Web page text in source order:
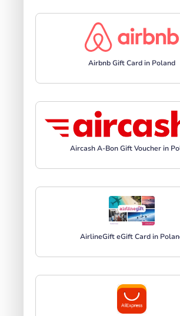
Airbnb Gift Card in Poland
Aircash A-Bon Gift Voucher in
AirlineGift eGift Card in